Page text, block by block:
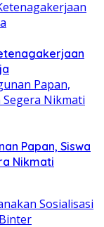
Papan, Siswa
Nikmati